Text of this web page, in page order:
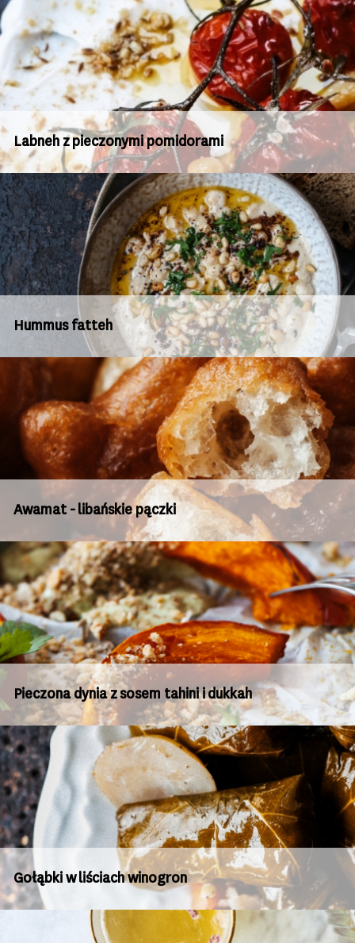
Labneh z pieczonymi pomidorami
Hummus fatteh
Awamat - libańskie pączki
Pieczona dynia z sosem tahini i dukkah
Gołąbki w liściach winogron